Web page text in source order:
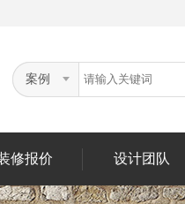
案例
修报价 设计团队